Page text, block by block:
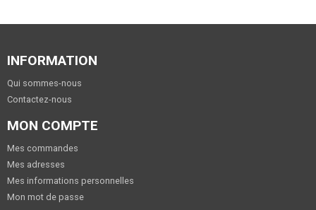
INFORMATION
Qui sommes-nous
Contactez-nous
MON COMPTE
Mes commandes
Mes adresses
Mes informations personnelles
Mon mot de passe